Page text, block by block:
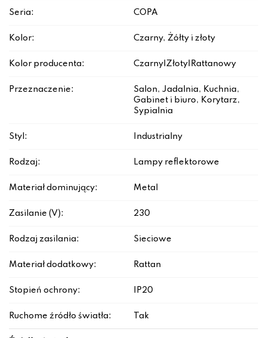
Seria: COPA
Kolor: Czarny, Żółty i złoty
Kolor producenta: Czarny|Złoty|Rattanowy
Przeznaczenie:
Salon, Jadalnia, Kuchnia,
Gabinet i biuro, Korytarz,
Sypialnia
Styl: Industrialny
Rodzaj: Lampy reflektorowe
Materiał dominujący: Metal
Zasilanie (V): 230
Rodzaj zasilania: Sieciowe
Materiał dodatkowy: Rattan
Stopień ochrony: IP20
Ruchome źródło światła: Tak